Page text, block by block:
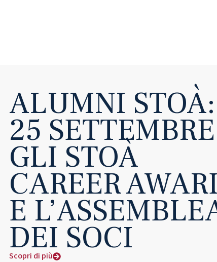
ALUMNI
25 SETTEMBRE
GLI STOÀ
CAREER
E
DEI SOCI
Scopri di più